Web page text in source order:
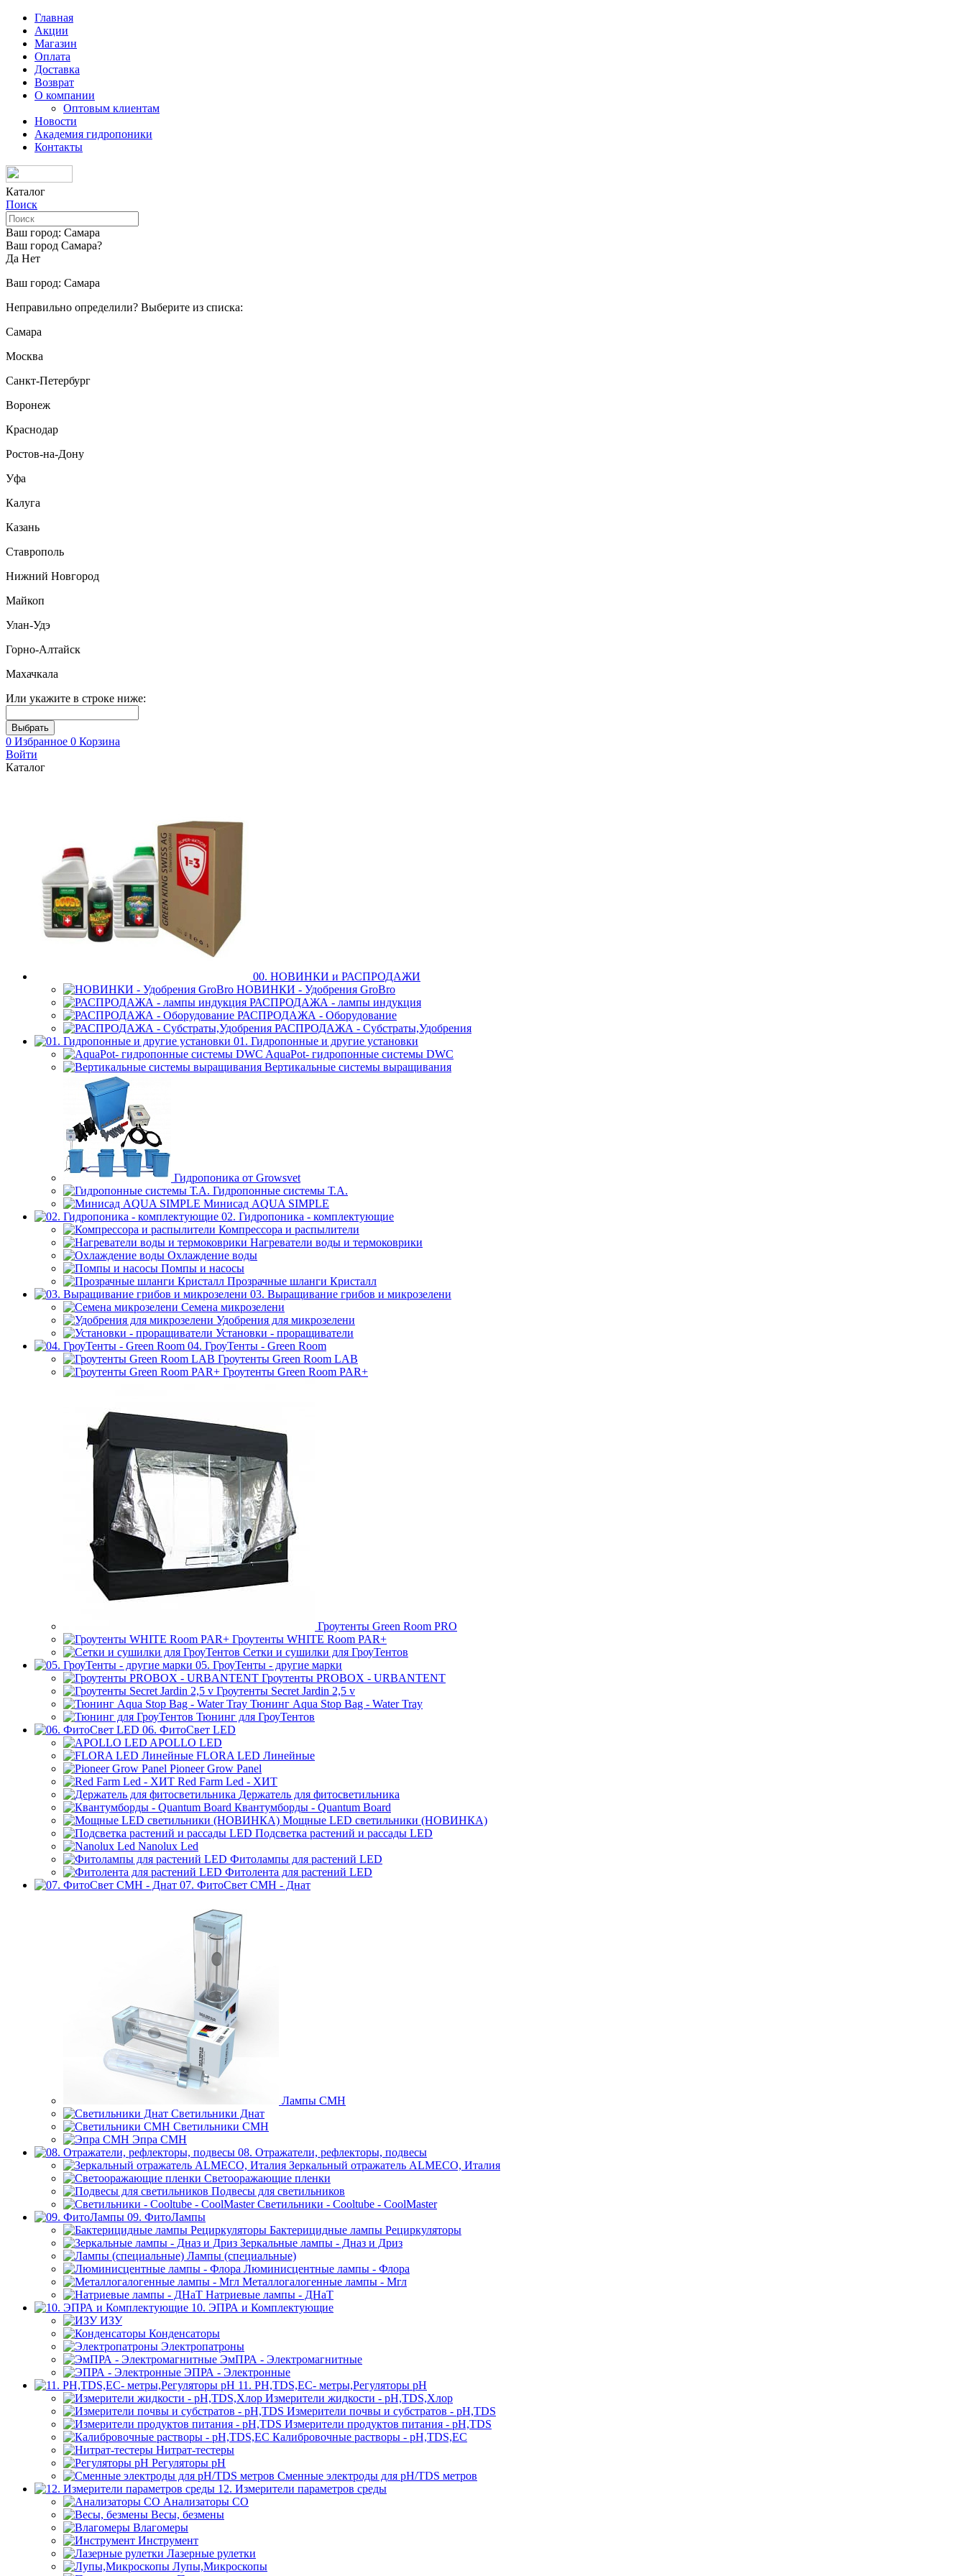
Главная
Акции
Магазин
Оплата
Доставка
Возврат
О компании
Оптовым клиентам
Новости
Академия гидропоники
Контакты
Каталог
Поиск
Ваш город: Самара
Ваш город Самара?
Да Нет
Ваш город: Самара
Неправильно определили? Выберите из списка:
Самара
Москва
Санкт-Петербург
Воронеж
Краснодар
Ростов-на-Дону
Уфа
Калуга
Казань
Ставрополь
Нижний Новгород
Майкоп
Улан-Удэ
Горно-Алтайск
Махачкала
Или укажите в строке ниже:
0 Избранное 0 Корзина
Войти
Каталог
00. НОВИНКИ и РАСПРОДАЖИ
НОВИНКИ - Удобрения GroBro
РАСПРОДАЖА - лампы индукция
РАСПРОДАЖА - Оборудование
РАСПРОДАЖА - Субстраты,Удобрения
01. Гидропонные и другие установки
AquaPot- гидропонные системы DWC
Вертикальные системы выращивания
Гидропоника от Growsvet
Гидропонные системы Т.A.
Минисад AQUA SIMPLE
02. Гидропоника - комплектующие
Компрессора и распылители
Нагреватели воды и термоковрики
Охлаждение воды
Помпы и насосы
Прозрачные шланги Кристалл
03. Выращивание грибов и микрозелени
Семена микрозелени
Удобрения для микрозелени
Установки - проращиватели
04. ГроуТенты - Green Room
Гроутенты Green Room LAB
Гроутенты Green Room PAR+
Гроутенты Green Room PRO
Гроутенты WHITE Room PAR+
Сетки и сушилки для ГроуТентов
05. ГроуТенты - другие марки
Гроутенты PROBOX - URBANTENT
Гроутенты Secret Jardin 2,5 v
Тюнинг Aqua Stop Bag - Water Tray
Тюнинг для ГроуТентов
06. ФитоСвет LED
APOLLO LED
FLORA LED Линейные
Pioneer Grow Panel
Red Farm Led - ХИТ
Держатель для фитосветильника
Квантумборды - Quantum Board
Мощные LED светильники (НОВИНКА)
Подсветка растений и рассады LED
Nanolux Led
Фитолампы для растений LED
Фитолента для растений LED
07. ФитоСвет CMH - Днат
Лампы СМН
Светильники Днат
Светильники СМН
Эпра СМН
08. Отражатели, рефлекторы, подвесы
Зеркальный отражатель ALMECO, Италия
Светооражающие пленки
Подвесы для светильников
Светильники - Cooltube - CoolMaster
09. ФитоЛампы
Бактерицидные лампы Рециркуляторы
Зеркальные лампы - Дназ и Дриз
Лампы (специальные)
Люминисцентные лампы - Флора
Металлогалогенные лампы - Мгл
Натриевые лампы - ДНаТ
10. ЭПРА и Комплектующие
ИЗУ
Конденсаторы
Электропатроны
ЭмПРА - Электромагнитные
ЭПРА - Электронные
11. PH,TDS,EC- метры,Регуляторы pН
Измерители жидкости - pH,TDS,Хлор
Измерители почвы и субстратов - pH,TDS
Измерители продуктов питания - pH,TDS
Калибровочные растворы - pH,TDS,EC
Нитрат-тестеры
Регуляторы pН
Сменные электроды для pH/TDS метров
12. Измерители параметров среды
Анализаторы CO
Весы, безмены
Влагомеры
Инструмент
Лазерные рулетки
Лупы,Микроскопы